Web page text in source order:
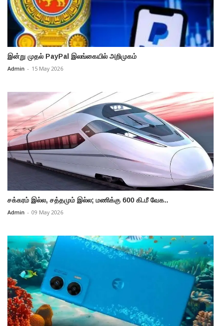
இன்று முதல் PayPal இலங்கையில் அறிமுகம்
Admin - 15 May 2026
சக்கரம் இல்ல, சத்தமும் இல்ல; மணிக்கு 600 கி.மீ வேக..
Admin - 09 May 2026